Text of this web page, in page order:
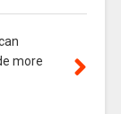
more